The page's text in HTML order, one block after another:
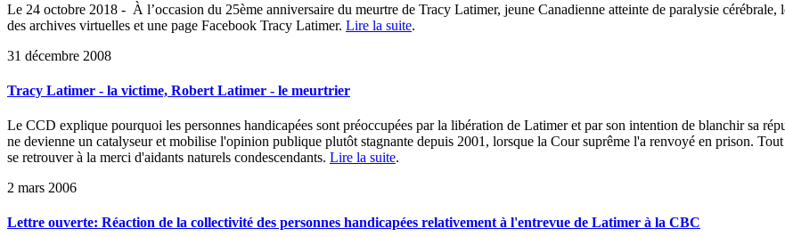
Le 24 octobre 2018 - À l’occasion du 25ème anniversaire du meurtre de Tracy Latimer, jeune Canadienne atteinte de paralysie
des archives virtuelles et une page Facebook Tracy Latimer. Lire la suite.
31 décembre 2008
Tracy Latimer - la victime, Robert Latimer - le meurtrier
Le CCD explique pourquoi les personnes handicapées sont préoccupées par la libération de Latimer et par son intention de blanchir sa
ne devienne un catalyseur et mobilise l'opinion publique plutôt stagnante depuis 2001, lorsque la Cour suprême l'a renvoyé en prison.
se retrouver à la merci d'aidants naturels condescendants. Lire la suite.
2 mars 2006
Lettre ouverte: Réaction de la collectivité des personnes handicapées relativement à l'entrevue de Latimer à la CBC